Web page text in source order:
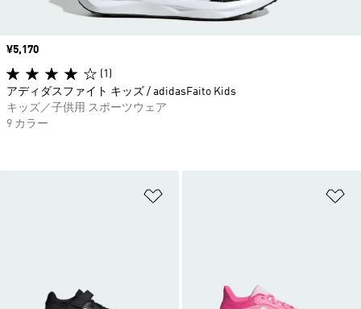
価格
¥5,170
(1)
アディダスファイト キッズ / adidasFaito Kids
キッズ／子供用 スポーツウェア
9 カラー